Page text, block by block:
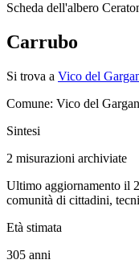
Scheda dell'albero
Carrubo
Si trova a Vico del
Comune: Vico del
Sintesi
2 misurazioni archiviate
Ultimo aggiornamento il
comunità di cittadini,
Età stimata
305 anni